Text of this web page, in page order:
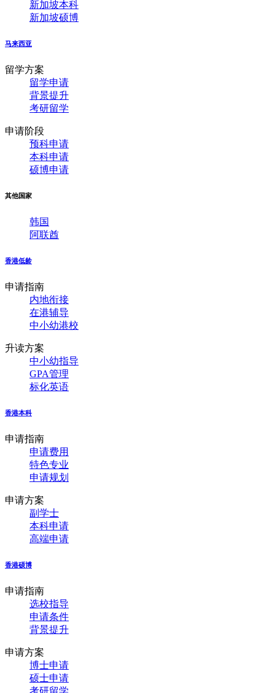
新加坡本科
新加坡硕博
马来西亚
留学方案
留学申请
背景提升
考研留学
申请阶段
预科申请
本科申请
硕博申请
其他国家
韩国
阿联酋
香港低龄
申请指南
内地衔接
在港辅导
中小幼港校
升读方案
中小幼指导
GPA管理
标化英语
香港本科
申请指南
申请费用
特色专业
申请规划
申请方案
副学士
本科申请
高端申请
香港硕博
申请指南
选校指导
申请条件
背景提升
申请方案
博士申请
硕士申请
考研留学